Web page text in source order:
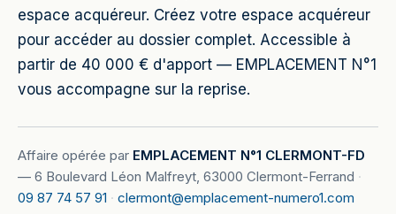
espace acquéreur. Créez votre espace acquéreur
pour accéder au dossier complet. Accessible à
partir de 40 000 € d'apport — EMPLACEMENT N°1
vous accompagne sur la reprise.
Affaire opérée par EMPLACEMENT N°1 CLERMONT-FD
— 6 Boulevard Léon Malfreyt, 63000 Clermont-Ferrand ·
09 87 74 57 91 · clermont@emplacement-numero1.com